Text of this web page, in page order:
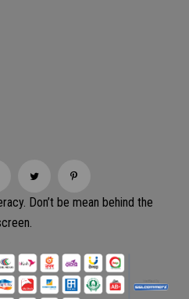
Don’t be mean behind the